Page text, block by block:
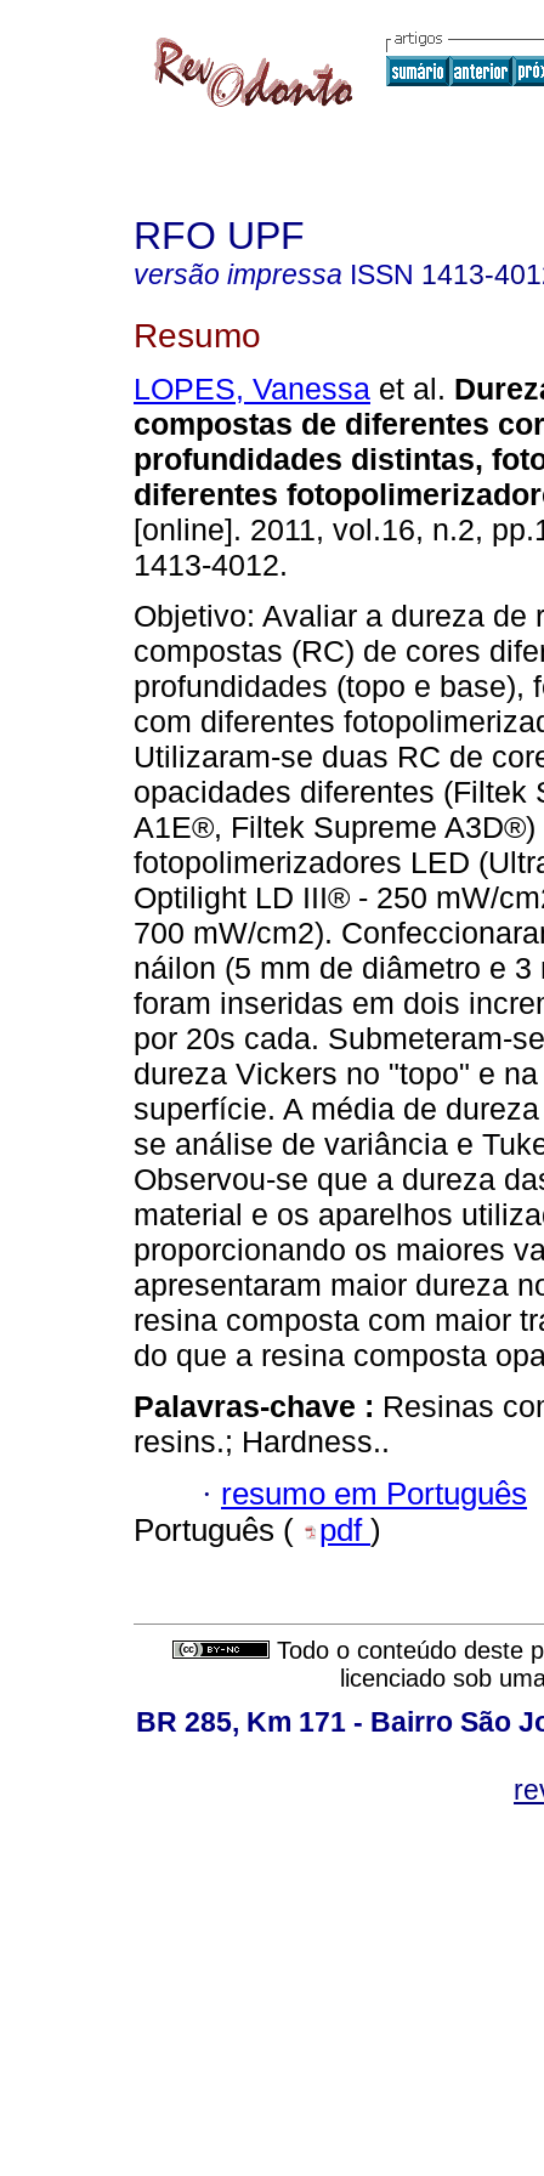
RFO UPF
versão impressa ISSN 1413-
Resumo
LOPES, Vanessa et al.
compostas de diferentes
profundidades distintas,
diferentes
[online]. 2011, vol.16, n.2,
1413-4012.
Objetivo: Avaliar a dureza de
compostas (RC) de cores
profundidades (topo e base),
com diferentes
Utilizaram-se duas RC de
opacidades diferentes (Filtek
A1E®, Filtek Supreme
fotopolimerizadores LED
Optilight LD III® - 250 mW/
700 mW/cm2).
náilon (5 mm de diâmetro e
foram inseridas em dois
por 20s cada. Submeteram-
dureza Vickers no "topo" e
superfície. A média de
se análise de variância e
Observou-se que a dureza
material e os aparelhos
proporcionando os maiores
apresentaram maior dureza
resina composta com maior
do que a resina composta
Palavras-chave : Resinas
resins.; Hardness..
· resumo em Português
Português (
pdf )
Todo o conteúdo deste
licenciado sob
BR 285, Km 171 - Bairro São